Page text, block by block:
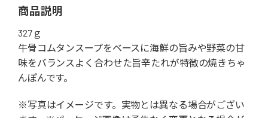
商品説明
327ｇ
牛骨コムタンスープをベースに海鮮の旨みや野菜の甘
味をバランスよく合わせた旨辛たれが特徴の焼きちゃ
んぽんです。
※写真はイメージです。実物とは異なる場合がござい